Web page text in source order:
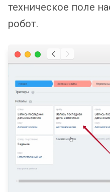
техническое поле
робот.